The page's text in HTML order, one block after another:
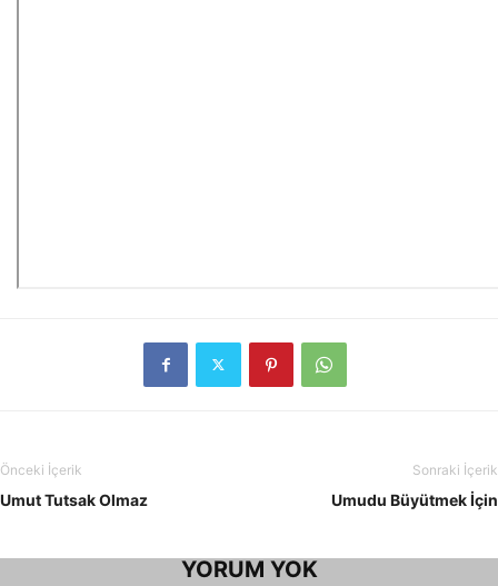
Önceki İçerik
Umut Tutsak Olmaz
Sonraki İçerik
Umudu Büyütmek İçin
YORUM YOK